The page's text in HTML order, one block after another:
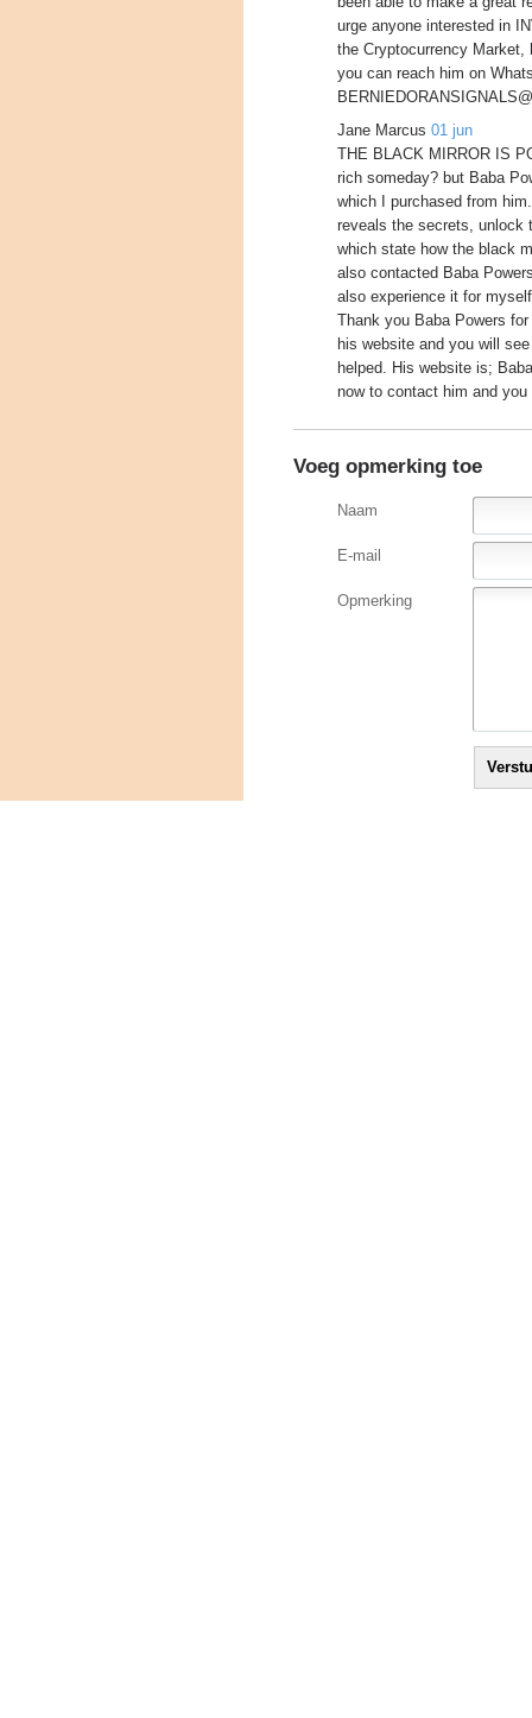
urge anyone interested in
the Cryptocurrency
you can reach him on
Jane Marcus 01 jun
THE BLACK MIRROR IS
rich someday? but Baba
which I purchased from
reveals the secrets, unlock
which state how the black
also contacted Baba
also experience it for
Thank you Baba Powers
his website and you will
helped. His website is;
now to contact him and
Voeg opmerking toe
Naam
E-mail
Opmerking